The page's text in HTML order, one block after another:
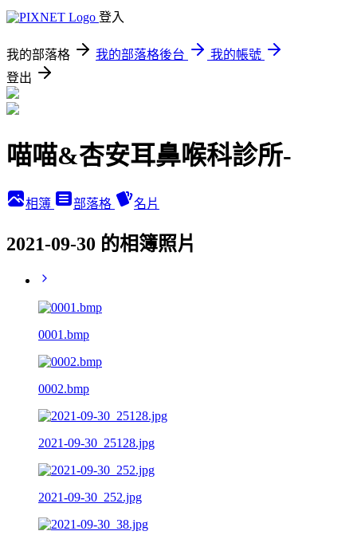
登入
我的部落格 我的部落格後台
我的帳號
登出
喵喵&杏安耳鼻喉科診所-
相簿 部落格 名片
2021-09-30 的相簿照片
0001.bmp
0002.bmp
2021-09-30_25128.jpg
2021-09-30_252.jpg